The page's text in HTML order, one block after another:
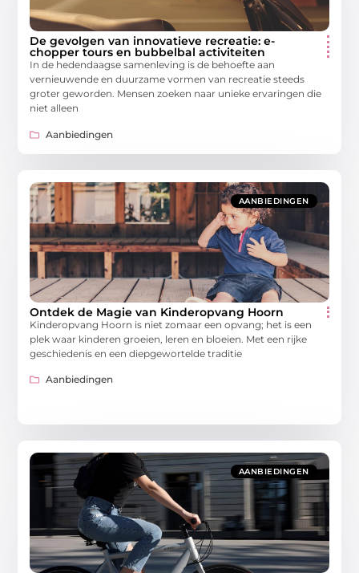
De gevolgen van innovatieve recreatie: e-
chopper tours en bubbelbal activiteiten
In de hedendaagse samenleving is de behoefte aan
vernieuwende en duurzame vormen van recreatie steeds
groter geworden. Mensen zoeken naar unieke ervaringen die
niet alleen
Aanbiedingen
AANBIEDINGEN
Ontdek de Magie van Kinderopvang Hoorn
Kinderopvang Hoorn is niet zomaar een opvang; het is een
plek waar kinderen groeien, leren en bloeien. Met een rijke
geschiedenis en een diepgewortelde traditie
Aanbiedingen
AANBIEDINGEN